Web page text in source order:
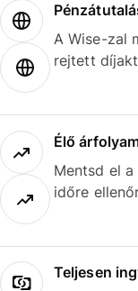
A Wise-zal
rejtett
Élő
Mentsd el
időre
Teljesen